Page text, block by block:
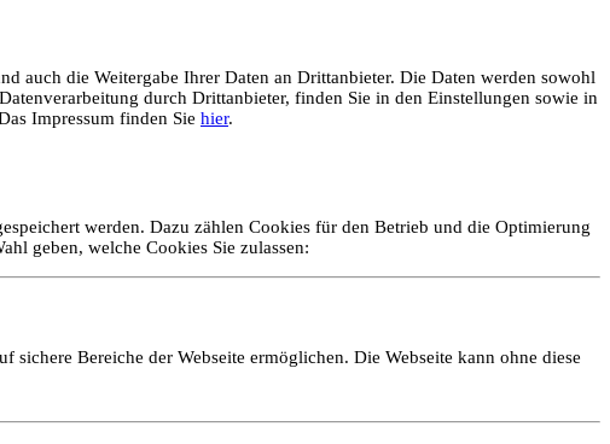
auch die Weitergabe Ihrer Daten an Drittanbieter. Die Daten werden sowohl
durch Drittanbieter, finden Sie in den Einstellungen sowie in
Impressum finden Sie hier.
werden. Dazu zählen Cookies für den Betrieb und die Optimierung
geben, welche Cookies Sie zulassen:
Bereiche der Webseite ermöglichen. Die Webseite kann ohne diese